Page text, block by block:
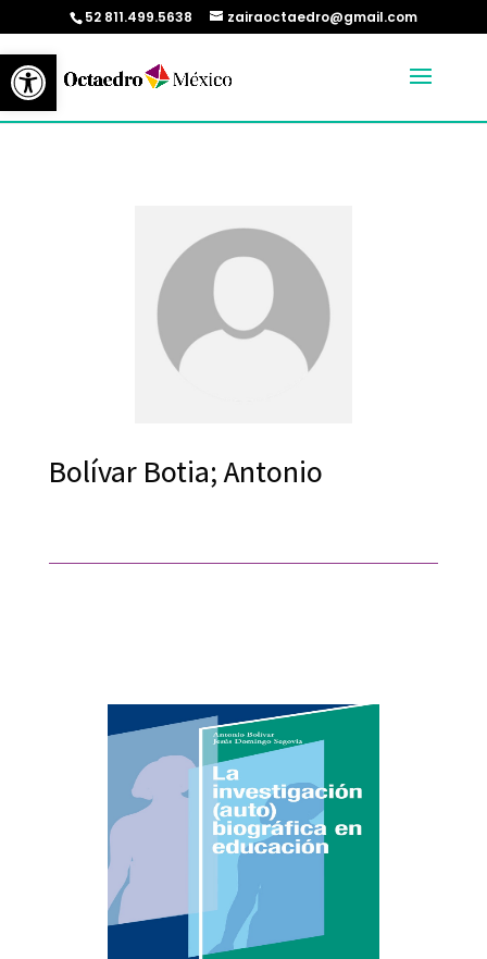
Abrir barra de herramientas
52 811.499.5638 zairaoctaedro@gmail.com
Bolívar Botia; Antonio